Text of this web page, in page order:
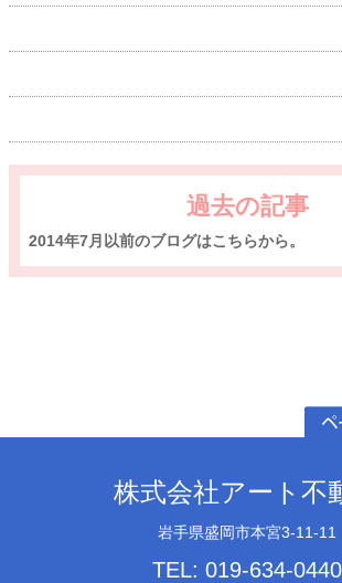
過去の記事
2014年7月以前のブログはこちらから。
株式会社アート不
岩手県盛岡市本宮3-11-11
TEL: 019-634-0440